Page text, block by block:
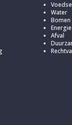
Water
Afval